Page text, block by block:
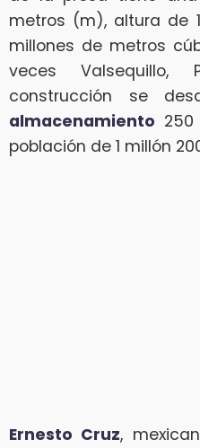
metros (m), altura de
millones de metros
veces
construcción se
almacenamiento
población de 1 millón
Ernesto Cruz,